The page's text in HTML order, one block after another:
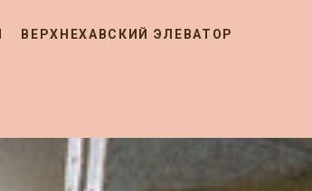
ВЕРХНЕХАВСКИЙ ЭЛЕВАТОР